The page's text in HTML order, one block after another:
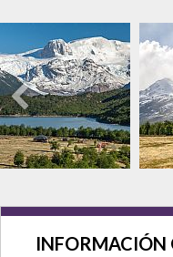
INFORMACIÓN